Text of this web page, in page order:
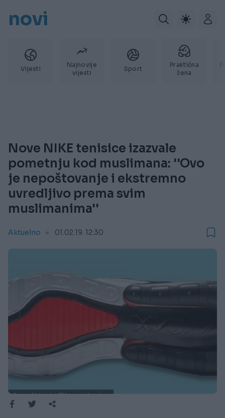
novi
Vijesti
Najnovije
vijesti
Sport
Praktična
žena
Nove NIKE tenisice izazvale
pometnju kod muslimana: ''Ovo
je nepoštovanje i ekstremno
uvredljivo prema svim
muslimanima''
Aktuelno 01.02.19. 12:30